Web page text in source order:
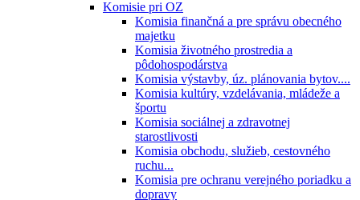
Komisie pri OZ
Komisia finančná a pre správu obecného
majetku
Komisia životného prostredia a
pôdohospodárstva
Komisia výstavby, úz. plánovania bytov....
Komisia kultúry, vzdelávania, mládeže a
športu
Komisia sociálnej a zdravotnej
starostlivosti
Komisia obchodu, služieb, cestovného
ruchu...
Komisia pre ochranu verejného poriadku a
dopravy